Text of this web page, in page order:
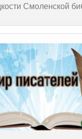
Смоленской